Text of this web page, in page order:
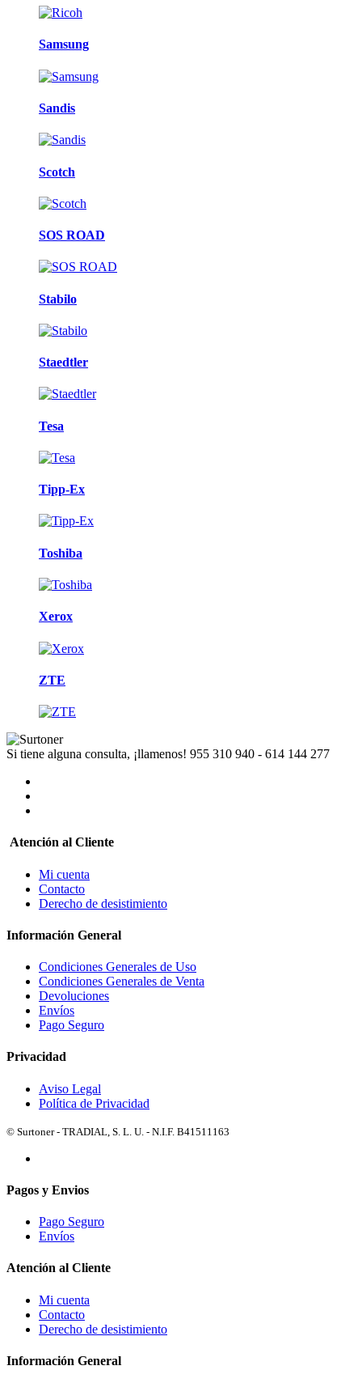
Samsung
Sandis
Scotch
SOS ROAD
Stabilo
Staedtler
Tesa
Tipp-Ex
Toshiba
Xerox
ZTE
Si tiene alguna consulta, ¡llamenos! 955 310 940 - 614 144 277
Atención al Cliente
Mi cuenta
Contacto
Derecho de desistimiento
Información General
Condiciones Generales de Uso
Condiciones Generales de Venta
Devoluciones
Envíos
Pago Seguro
Privacidad
Aviso Legal
Política de Privacidad
© Surtoner - TRADIAL, S. L. U. - N.I.F. B41511163
Pagos y Envios
Pago Seguro
Envíos
Atención al Cliente
Mi cuenta
Contacto
Derecho de desistimiento
Información General